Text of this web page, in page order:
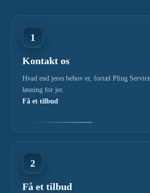
1
Kontakt os
Hvad end jeres behov er, fortæl Pling
løsning for jer.
Få et tilbud
2
Få et tilbud